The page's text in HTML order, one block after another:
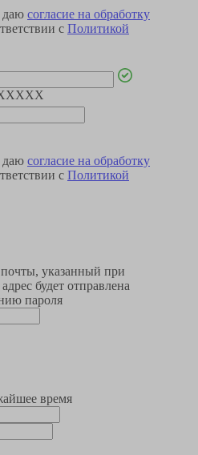
даю согласие на обработку
с Политикой
даю согласие на обработку
с Политикой
указанный при
будет отправлена
пароля
время